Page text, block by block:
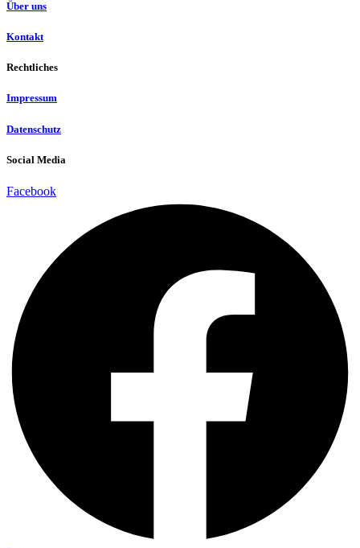
Über uns
Kontakt
Rechtliches
Impressum
Datenschutz
Social Media
Facebook